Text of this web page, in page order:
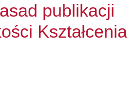
publikacji
Kształcenia